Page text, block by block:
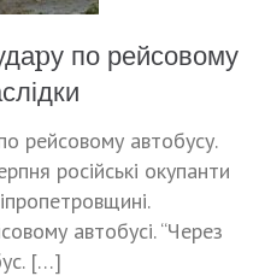
по рейсовому
рейсовому автобусу.
російські окупанти
автобусі. “Через
[…]